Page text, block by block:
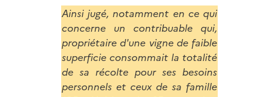
Ainsi jugé, notamment en ce qui
concerne un contribuable qui,
propriétaire d'une vigne de faible
superficie consommait la totalité
de sa récolte pour ses besoins
personnels et ceux de sa famille